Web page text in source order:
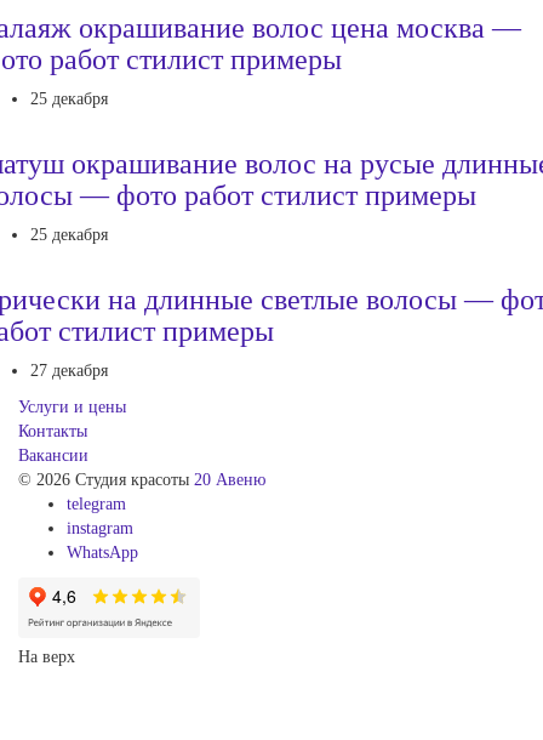
окрашивание волос цена москва —
работ стилист примеры
25 декабря
окрашивание волос на русые
— фото работ стилист примеры
25 декабря
на длинные светлые волосы —
стилист примеры
27 декабря
Услуги и цены
Контакты
Вакансии
© 2026 Студия красоты 20 Авеню
telegram
instagram
WhatsApp
На верх